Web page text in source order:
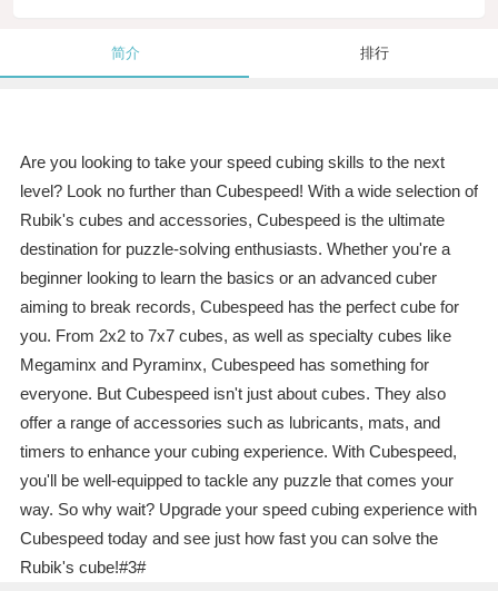
简介 排行
Are you looking to take your speed cubing skills to the next
level? Look no further than Cubespeed! With a wide selection of
Rubik's cubes and accessories, Cubespeed is the ultimate
destination for puzzle-solving enthusiasts. Whether you're a
beginner looking to learn the basics or an advanced cuber
aiming to break records, Cubespeed has the perfect cube for
you. From 2x2 to 7x7 cubes, as well as specialty cubes like
Megaminx and Pyraminx, Cubespeed has something for
everyone. But Cubespeed isn't just about cubes. They also
offer a range of accessories such as lubricants, mats, and
timers to enhance your cubing experience. With Cubespeed,
you'll be well-equipped to tackle any puzzle that comes your
way. So why wait? Upgrade your speed cubing experience with
Cubespeed today and see just how fast you can solve the
Rubik's cube!#3#